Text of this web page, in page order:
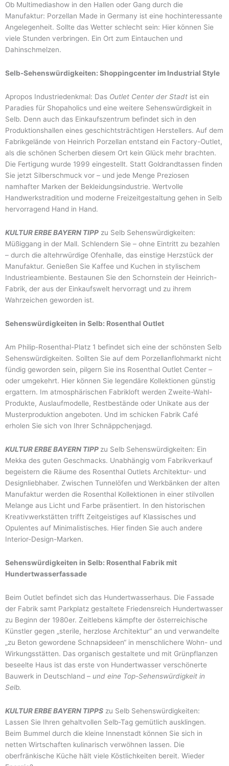
Ob Multimediashow in den Hallen oder Gang durch die
Manufaktur: Porzellan Made in Germany ist eine hochinteressante
Angelegenheit. Sollte das Wetter schlecht sein: Hier können Sie
viele Stunden verbringen. Ein Ort zum Eintauchen und
Dahinschmelzen.
Selb-Sehenswürdigkeiten: Shoppingcenter im Industrial Style
Apropos Industriedenkmal: Das Outlet Center der Stadt ist ein
Paradies für Shopaholics und eine weitere Sehenswürdigkeit in
Selb. Denn auch das Einkaufszentrum befindet sich in den
Produktionshallen eines geschichtsträchtigen Herstellers. Auf dem
Fabrikgelände von Heinrich Porzellan entstand ein Factory-Outlet,
als die schönen Scherben diesem Ort kein Glück mehr brachten.
Die Fertigung wurde 1999 eingestellt. Statt Goldrandtassen finden
Sie jetzt Silberschmuck vor – und jede Menge Preziosen
namhafter Marken der Bekleidungsindustrie. Wertvolle
Handwerkstradition und moderne Freizeitgestaltung gehen in Selb
hervorragend Hand in Hand.
KULTUR ERBE BAYERN TIPP zu Selb Sehenswürdigkeiten:
Müßiggang in der Mall. Schlendern Sie – ohne Eintritt zu bezahlen
– durch die altehrwürdige Ofenhalle, das einstige Herzstück der
Manufaktur. Genießen Sie Kaffee und Kuchen in stylischem
Industrieambiente. Bestaunen Sie den Schornstein der Heinrich-
Fabrik, der aus der Einkaufswelt hervorragt und zu ihrem
Wahrzeichen geworden ist.
Sehenswürdigkeiten in Selb: Rosenthal Outlet
Am Philip-Rosenthal-Platz 1 befindet sich eine der schönsten Selb
Sehenswürdigkeiten. Sollten Sie auf dem Porzellanflohmarkt nicht
fündig geworden sein, pilgern Sie ins Rosenthal Outlet Center –
oder umgekehrt. Hier können Sie legendäre Kollektionen günstig
ergattern. Im atmosphärischen Fabrikloft werden Zweite-Wahl-
Produkte, Auslaufmodelle, Restbestände oder Unikate aus der
Musterproduktion angeboten. Und im schicken Fabrik Café
erholen Sie sich von Ihrer Schnäppchenjagd.
KULTUR ERBE BAYERN TIPP zu Selb Sehenswürdigkeiten: Ein
Mekka des guten Geschmacks. Unabhängig vom Fabrikverkauf
begeistern die Räume des Rosenthal Outlets Architektur- und
Designliebhaber. Zwischen Tunnelöfen und Werkbänken der alten
Manufaktur werden die Rosenthal Kollektionen in einer stilvollen
Melange aus Licht und Farbe präsentiert. In den historischen
Kreativwerkstätten trifft Zeitgeistiges auf Klassisches und
Opulentes auf Minimalistisches. Hier finden Sie auch andere
Interior-Design-Marken.
Sehenswürdigkeiten in Selb: Rosenthal Fabrik mit
Hundertwasserfassade
Beim Outlet befindet sich das Hundertwasserhaus. Die Fassade
der Fabrik samt Parkplatz gestaltete Friedensreich Hundertwasser
zu Beginn der 1980er. Zeitlebens kämpfte der österreichische
Künstler gegen „sterile, herzlose Architektur“ an und verwandelte
„zu Beton gewordene Schnapsideen“ in menschlichere Wohn- und
Wirkungsstätten. Das organisch gestaltete und mit Grünpflanzen
beseelte Haus ist das erste von Hundertwasser verschönerte
Bauwerk in Deutschland – und eine Top-Sehenswürdigkeit in
Selb.
KULTUR ERBE BAYERN TIPPS zu Selb Sehenswürdigkeiten:
Lassen Sie Ihren gehaltvollen Selb-Tag gemütlich ausklingen.
Beim Bummel durch die kleine Innenstadt können Sie sich in
netten Wirtschaften kulinarisch verwöhnen lassen. Die
oberfränkische Küche hält viele Köstlichkeiten bereit. Wieder